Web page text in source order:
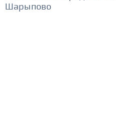
Шарыпово